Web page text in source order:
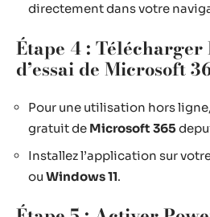
directement dans votre
Étape 4 :
d’essai de Microsoft
Pour une utilisation hors
gratuit de Microsoft 365
Installez l’application sur
ou Windows 11.